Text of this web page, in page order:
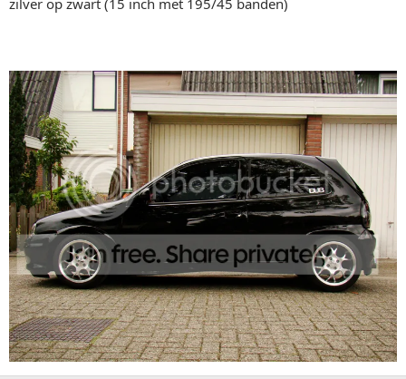
zilver op zwart (15 inch met 195/45 banden)